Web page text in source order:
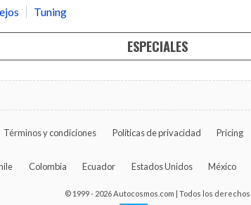
Tuning
ESPECIALES
Términos y condiciones Políticas de privacidad Pricing
Colombia Ecuador Estados Unidos México
© 1999 - 2026 Autocosmos.com | Todos los derechos